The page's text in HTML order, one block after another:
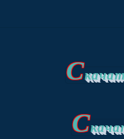
С
С